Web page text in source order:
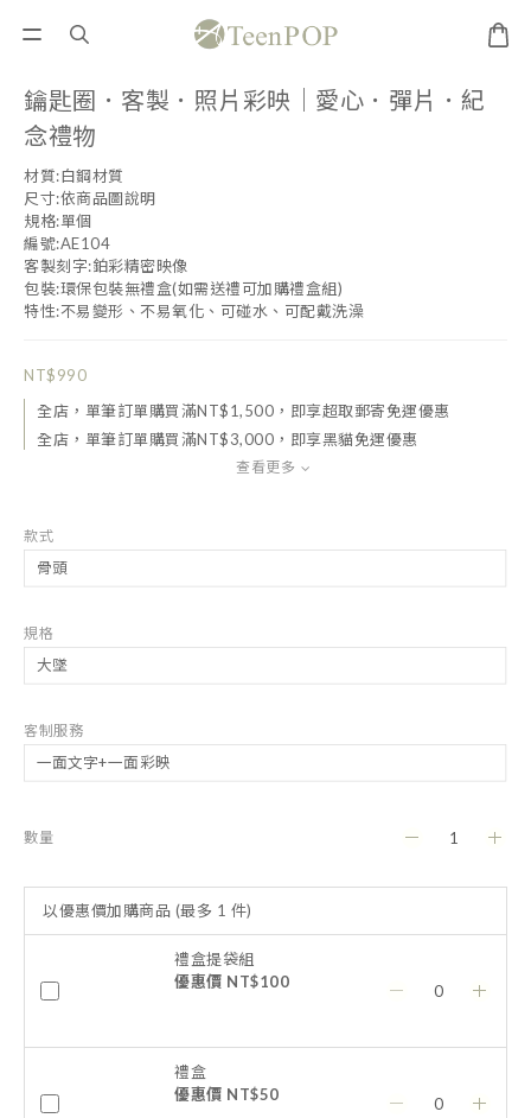
鑰匙圈．客製．照片彩映｜愛心．彈片．紀
念禮物
材質:白鋼材質
尺寸:依商品圖說明
規格:單個
編號:AE104
客製刻字:鉑彩精密映像
包裝:環保包裝無禮盒(如需送禮可加購禮盒組)
特性:不易變形、不易氧化、可碰水、可配戴洗澡
NT$990
全店，單筆訂單購買滿NT$1,500，即享超取郵寄免運優惠
全店，單筆訂單購買滿NT$3,000，即享黑貓免運優惠
查看更多
款式
規格
客制服務
數量
以優惠價加購商品 (最多 1 件)
禮盒提袋組
優惠價 NT$100
禮盒
優惠價 NT$50